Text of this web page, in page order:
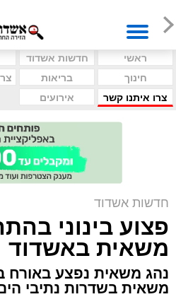
ראשי חדשות אשדוד
חינוך
בריאות
צרו איתנו קשר
אירועים
חדשות אשדוד
פצוע בינוני
משאית באשדוד
נהג משאית נפצע באורח
משאית בשדרות נתיבי